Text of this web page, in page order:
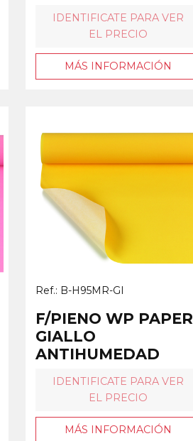
IDENTIFICATE PARA VER
EL PRECIO
MÁS INFORMACIÓN
Ref.: B-H95MR-GI
F/PIENO WP PAPER
GIALLO
ANTIHUMEDAD
IDENTIFICATE PARA VER
EL PRECIO
MÁS INFORMACIÓN